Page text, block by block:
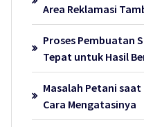
Area Reklamasi
Proses Pembuatan
Tepat untuk Hasil
Masalah Petani
Cara Mengatasinya